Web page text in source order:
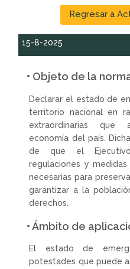
Regresar a
15-8-2025
• Objeto de la
Declarar el estado de
territorio nacional en
extraordinarias que
economía del país.
de que el
regulaciones y
necesarias para
garantizar a la
derechos.
• Ámbito de
El estado de
potestades que puede